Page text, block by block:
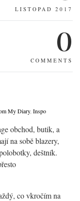
LISTOPAD 2017
0
COMMENTS
My Diary, Inspo
obchod, butik, a
na sobě blazery,
deštník.
co vkročím na